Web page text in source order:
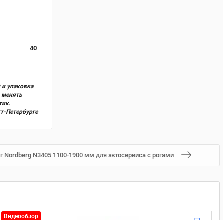
40
упаковка
менять
Петербурге
Nordberg N3405 1100-1900 мм для автосервиса с рогами
Видеообзор